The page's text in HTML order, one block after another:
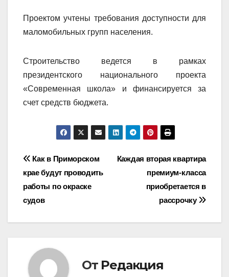
Проектом учтены требования доступности для
маломобильных групп населения.
Строительство ведется в рамках
президентского национального проекта
«Современная школа» и финансируется за
счет средств бюджета.
Навигация
по
записям
Каждая вторая квартира
премиум-класса
приобретается в
рассрочку
Как в Приморском
крае будут проводить
работы по окраске
судов
От Редакция